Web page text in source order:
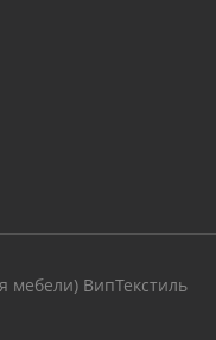
мебели) ВипТекстиль